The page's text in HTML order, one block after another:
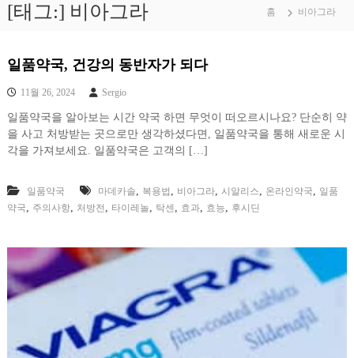
[태그:] 비아그라 홈 비아그라
일품약국, 건강의 동반자가 되다
11월 26, 2024 Sergio
일품약국을 알아보는 시간 약국 하면 무엇이 떠오르시나요? 단순히 약
을 사고 처방받는 곳으로만 생각하셨다면, 일품약국을 통해 새로운 시
각을 가져보세요. 일품약국은 고객의 […]
일품약국 마데카솔, 복용법 , 비아그라, 시알리스, 온라인약국, 일품
약국, 주의사항, 처방전 , 타이레놀, 탁센 , 효과, 효능, 후시딘